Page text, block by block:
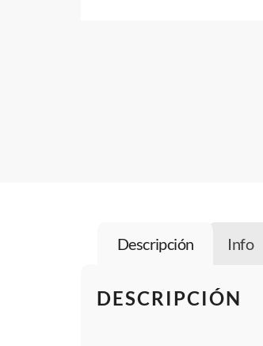
Descripción Info
DESCRIPCIÓN